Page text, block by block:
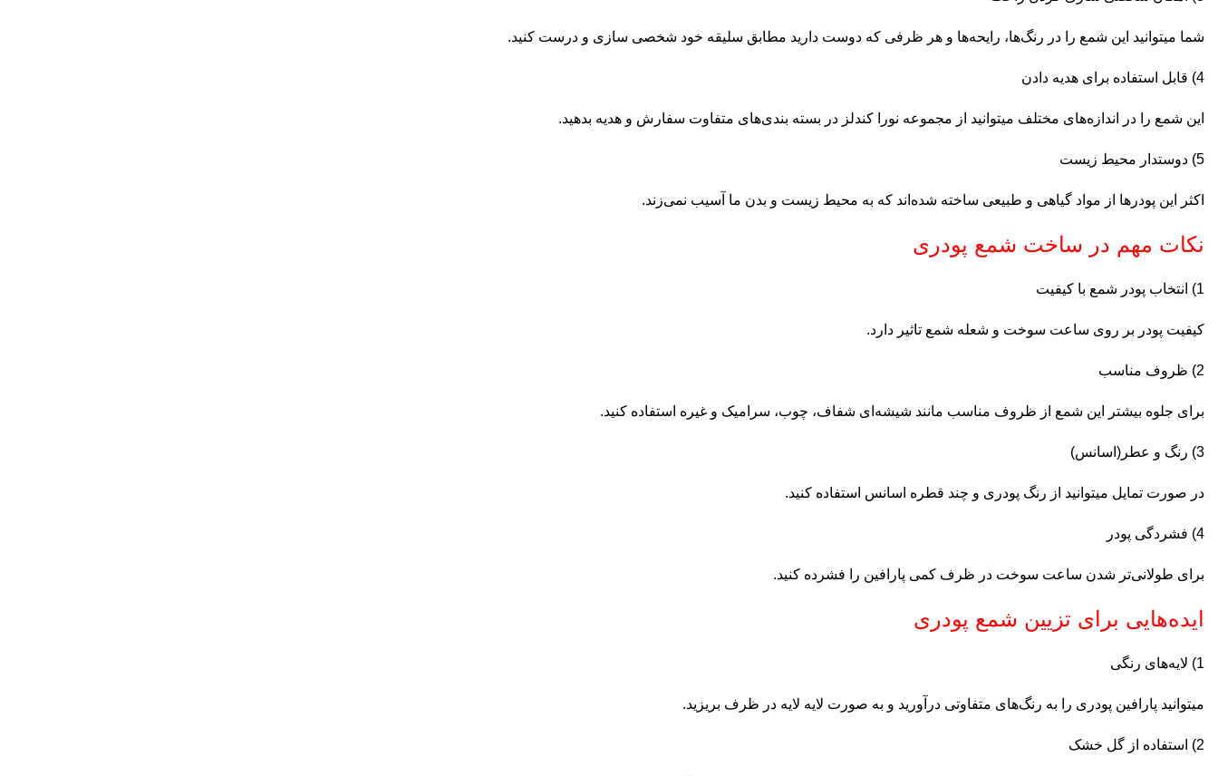
شما میتوانید این شمع را در رنگ‌‌ها، رایحه‌ها و هر ظرفی که دوست دارید مطابق سلیقه خود شخصی سازی و درست کنید.
4) قابل استفاده برای هدیه دادن
این شمع را در اندازه‌های مختلف میتوانید از مجموعه نورا کندلز در بسته بندی‌های متفاوت سفارش و هدیه بدهید.
5) دوستدار محیط زیست
اکثر این پودر‌ها از مواد گیاهی و طبیعی ساخته شده‌اند که به محیط زیست و بدن ما آسیب نمی‌زند.
نکات مهم در ساخت شمع پودری
1) انتخاب پودر شمع با کیفیت
کیفیت پودر بر روی ساعت سوخت و شعله شمع تاثیر دارد.
2) ظروف مناسب
برای جلوه بیشتر این شمع از ظروف مناسب مانند شیشه‌ای شفاف، چوب، سرامیک و غیره استفاده کنید.
3) رنگ و عطر(اسانس)
در صورت تمایل میتوانید از رنگ پودری و چند قطره اسانس استفاده کنید.
4) فشردگی پودر
برای طولانی‌تر شدن ساعت سوخت در ظرف کمی پارافین را فشرده کنید.
ایده‌هایی برای تزیین شمع پودری
1) لایه‌های رنگی
میتوانید پارافین پودری را به رنگ‌های متفاوتی درآورید و به صورت لایه لایه در ظرف بریزید.
2) استفاده از گل خشک